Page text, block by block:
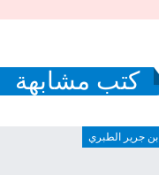
كتب مشابهة
ابن جرير الطبري